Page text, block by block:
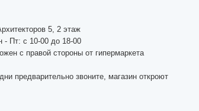
5, 2 этаж
- Пт: c 10-00 до 18-00
с правой стороны от гипермаркета
предварительно звоните, магазин откроют